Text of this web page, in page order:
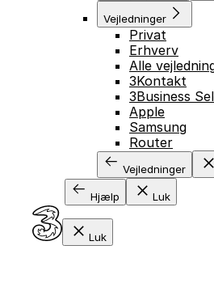
Vejledninger
Privat
Erhverv
Alle
3Kontakt
3Business
Apple
Samsung
Router
Vejledninger
Hjælp Luk
Luk